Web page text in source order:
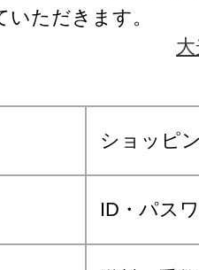
ただきます。
ショッピ
ID・パス